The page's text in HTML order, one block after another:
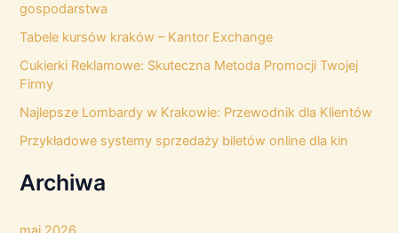
gospodarstwa
Tabele kursów kraków – Kantor Exchange
Cukierki Reklamowe: Skuteczna Metoda Promocji Twojej
Firmy
Najlepsze Lombardy w Krakowie: Przewodnik dla Klientów
Przykładowe systemy sprzedaży biletów online dla kin
Archiwa